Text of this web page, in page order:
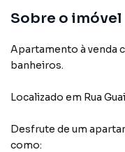
Sobre o imóvel
Apartamento à venda
banheiros.
Localizado em Rua
Desfrute de um
como: